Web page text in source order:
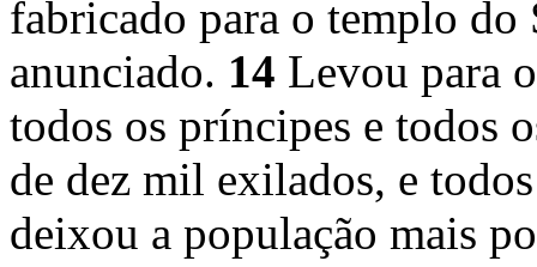
fabricado para o templo
anunciado. 14 Levou para
todos os príncipes e todos
de dez mil exilados, e
deixou a população mais